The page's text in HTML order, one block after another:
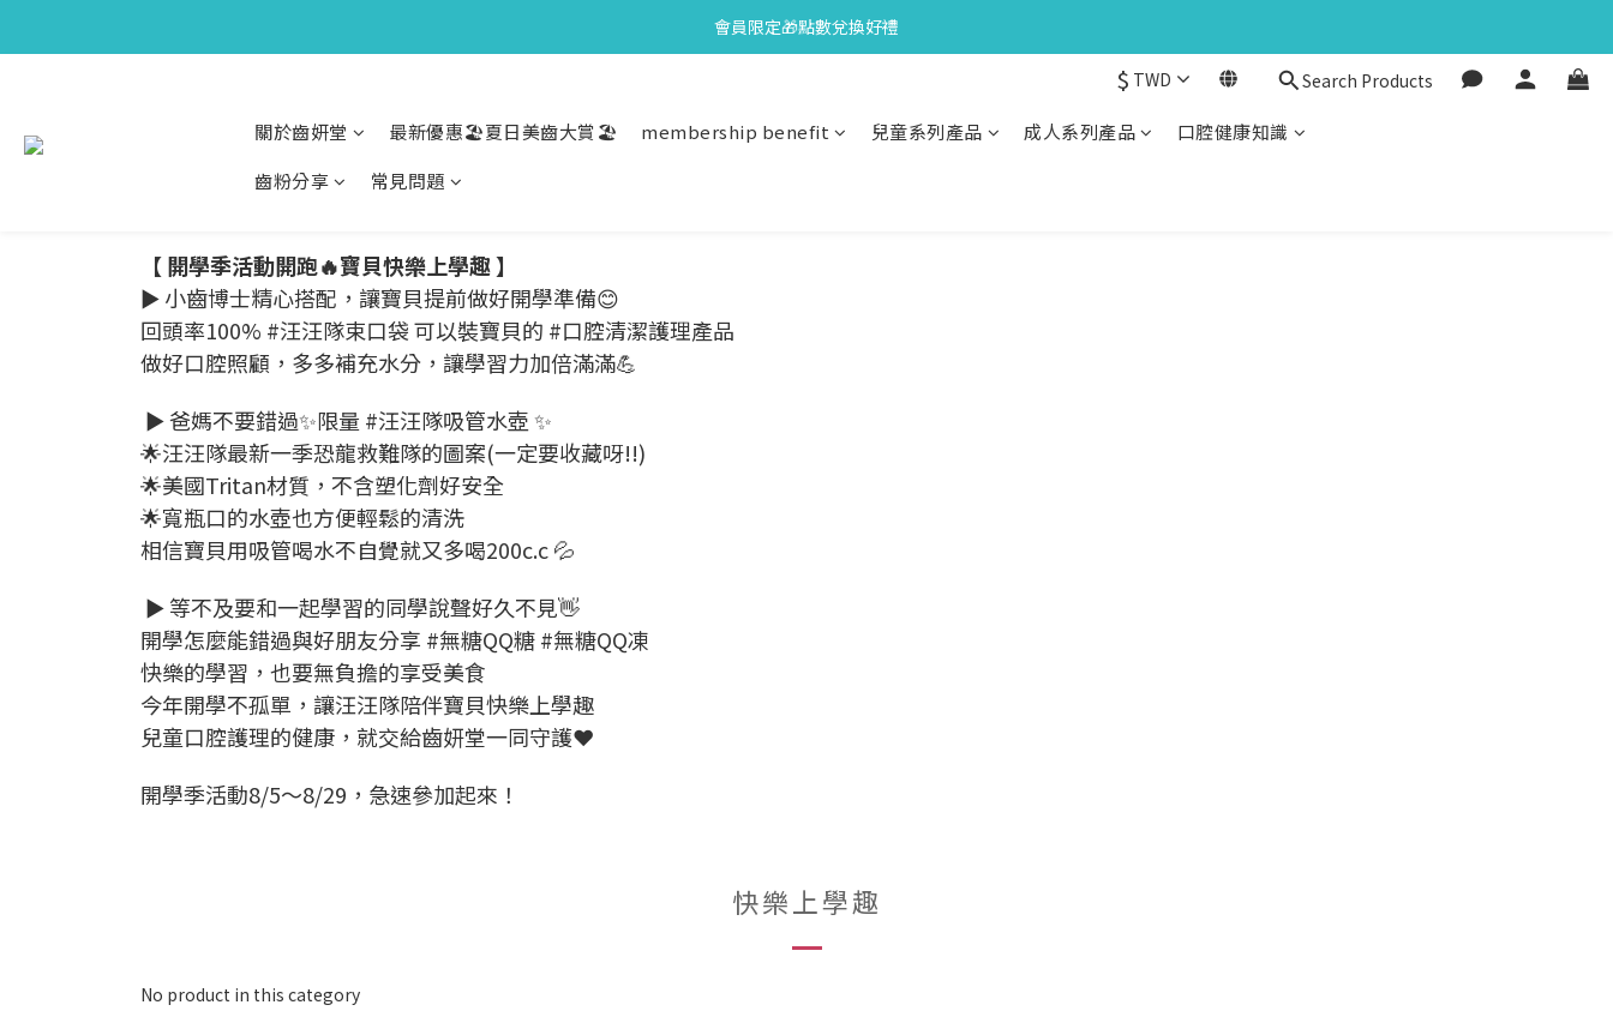
會員限定🎁點數兌換好禮
會員限定🎁點數兌換好禮
會員限定🎁點數兌換好禮
$ TWD Search Products
關於齒妍堂 最新優惠🏖️夏日美齒大賞🏖️ membership benefit 兒童系列產品 成人系列產品
口腔健康知識
齒粉分享
常見問題
【 開學季活動開跑🔥寶貝快樂上學趣 】
► 小齒博士精心搭配，讓寶貝提前做好開學準備😊
回頭率100% #汪汪隊束口袋 可以裝寶貝的 #口腔清潔護理產品
做好口腔照顧，多多補充水分，讓學習力加倍滿滿💪
► 爸媽不要錯過✨限量 #汪汪隊吸管水壺 ✨
🌟汪汪隊最新一季恐龍救難隊的圖案(一定要收藏呀!!)
🌟美國Tritan材質，不含塑化劑好安全
🌟寬瓶口的水壺也方便輕鬆的清洗
相信寶貝用吸管喝水不自覺就又多喝200c.c 💦
► 等不及要和一起學習的同學說聲好久不見👋
開學怎麼能錯過與好朋友分享 #無糖QQ糖 #無糖QQ凍
快樂的學習，也要無負擔的享受美食
今年開學不孤單，讓汪汪隊陪伴寶貝快樂上學趣
兒童口腔護理的健康，就交給齒妍堂一同守護❤
開學季活動8/5～8/29，急速參加起來！
快樂上學趣
No product in this category